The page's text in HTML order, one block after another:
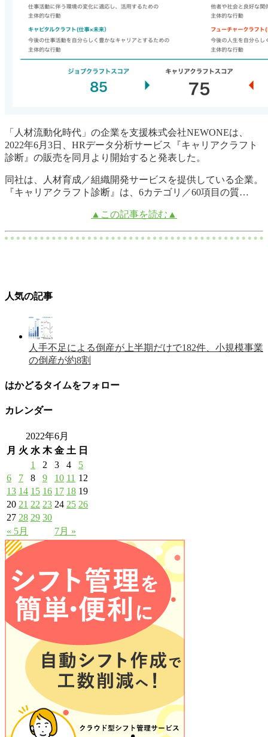
「人材流動化時代」の企業を支援株式会社NEWONEは、
2022年6月3日、HRデータ分析サービス『キャリアクラフト
診断』の販売を同月より開始すると発表した。
同社は、人材育成／組織開発サービスを提供している企業。
『キャリアクラフト診断』は、6カテゴリ／60項目の質…
▲この記事を読む▲
人気の記事
人手不足による倒産が上半期だけで182件、小規模事業
の倒産が約8割
はかどるタイムをフォロー
カレンダー
2022年6月
月 火 水 木 金 土 日
« 5月 7月 »
1 2 3 4
5
6
7 8 9 10 11 12
13 14 15 16 17 18 19
20 21 22 23 24 25 26
27 28 29 30